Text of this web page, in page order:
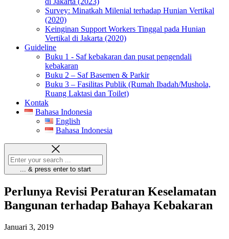
Survey: Minatkah Milenial terhadap Hunian Vertikal
(2020)
Keinginan Support Workers Tinggal pada Hunian
Vertikal di Jakarta (2020)
Guideline
Buku 1 - Saf kebakaran dan pusat pengendali
kebakaran
Buku 2 – Saf Basemen & Parkir
Buku 3 – Fasilitas Publik (Rumah Ibadah/Mushola,
Ruang Laktasi dan Toilet)
Kontak
Bahasa Indonesia
English
Bahasa Indonesia
... & press enter to start
Perlunya Revisi Peraturan Keselamatan
Bangunan terhadap Bahaya Kebakaran
Januari 3, 2019